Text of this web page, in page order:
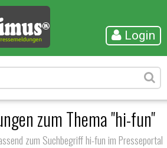
Login
zum Thema "hi-fun"
zum Suchbegriff hi-fun im Presseportal